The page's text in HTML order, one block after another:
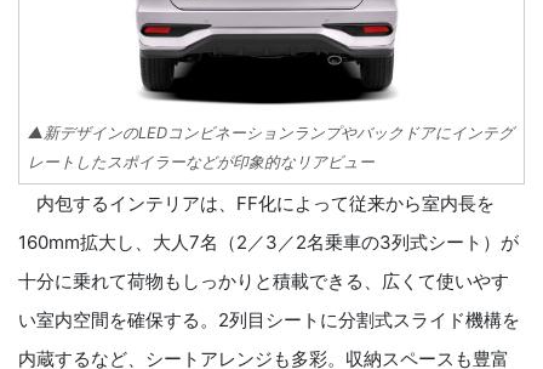
▲新デザインのLEDコンビネーションランプやバックドアにインテグ
レートしたスポイラーなどが印象的なリアビュー
内包するインテリアは、FF化によって従来から室内長を
160mm拡大し、大人7名（2／3／2名乗車の3列式シート）が
十分に乗れて荷物もしっかりと積載できる、広くて使いやす
い室内空間を確保する。2列目シートに分割式スライド機構を
内蔵するなど、シートアレンジも多彩。収納スペースも豊富